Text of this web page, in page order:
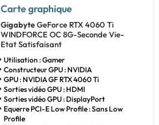
Carte graphique
GigabyteGeForce RTX 4060 Ti
WINDFORCE OC 8G-Seconde Vie-
Etat Satisfaisant
Utilisation : Gamer
Constructeur GPU : NVIDIA
GPU : NVIDIA GF RTX 4060 Ti
Sorties vidéo GPU : HDMI
Sorties vidéo GPU : DisplayPort
Equerre PCI-E Low Profile : Sans Low
Profile